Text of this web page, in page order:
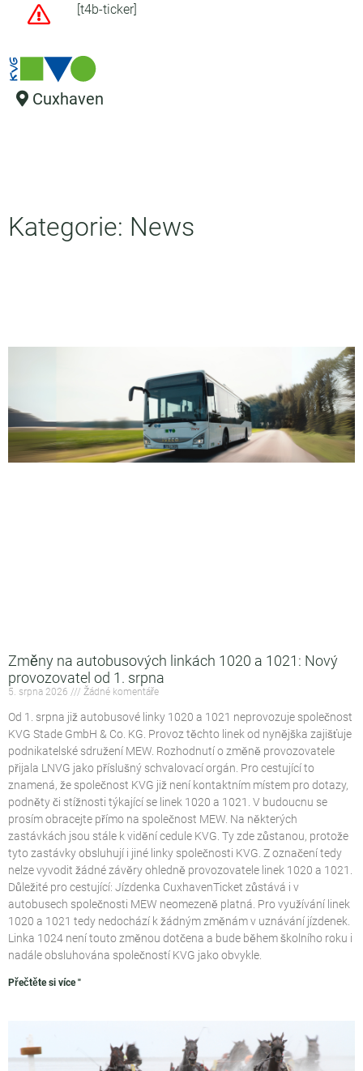
[t4b-ticker]
Cuxhaven
Kategorie: News
Změny na autobusových linkách 1020 a 1021: Nový
provozovatel od 1. srpna
5. srpna 2026 Žádné komentáře
Od 1. srpna již autobusové linky 1020 a 1021 neprovozuje společnost
KVG Stade GmbH & Co. KG. Provoz těchto linek od nynějška zajišťuje
podnikatelské sdružení MEW. Rozhodnutí o změně provozovatele
přijala LNVG jako příslušný schvalovací orgán. Pro cestující to
znamená, že společnost KVG již není kontaktním místem pro dotazy,
podněty či stížnosti týkající se linek 1020 a 1021. V budoucnu se
prosím obracejte přímo na společnost MEW. Na některých
zastávkách jsou stále k vidění cedule KVG. Ty zde zůstanou, protože
tyto zastávky obsluhují i jiné linky společnosti KVG. Z označení tedy
nelze vyvodit žádné závěry ohledně provozovatele linek 1020 a 1021.
Důležité pro cestující: Jízdenka CuxhavenTicket zůstává i v
autobusech společnosti MEW neomezeně platná. Pro využívání linek
1020 a 1021 tedy nedochází k žádným změnám v uznávání jízdenek.
Linka 1024 není touto změnou dotčena a bude během školního roku i
nadále obsluhována společností KVG jako obvykle.
Přečtěte si více "